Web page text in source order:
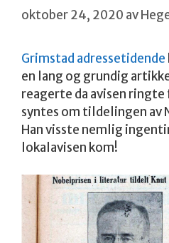
oktober 24, 2020 av
Grimstad adressetidende
en lang og grundig
reagerte da avisen ringte
syntes om tildelingen
Han visste nemlig
lokalavisen kom!